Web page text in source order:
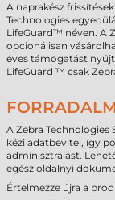
A naprakész
Technologies
LifeGuard™ néven. A
opcionálisan
éves támogatást
LifeGuard ™ csak
A Zebra
kézi adatbevitel, így
adminisztrálást.
egész oldalnyi
Értelmezze újra a